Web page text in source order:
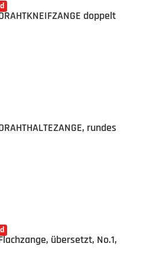
doppelt
rundes
übersetzt, No.1,